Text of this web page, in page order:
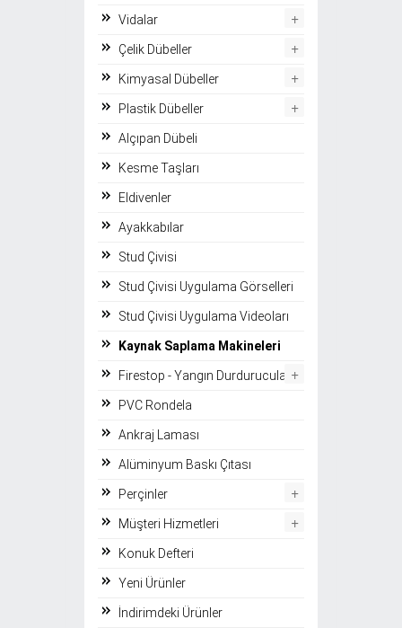
Vidalar +
Çelik Dübeller +
Kimyasal Dübeller +
Plastik Dübeller +
Alçıpan Dübeli
Kesme Taşları
Eldivenler
Ayakkabılar
Stud Çivisi
Stud Çivisi Uygulama Görselleri
Stud Çivisi Uygulama Videoları
Kaynak Saplama Makineleri
Firestop - Yangın Durdurucular +
PVC Rondela
Ankraj Laması
Alüminyum Baskı Çıtası
Perçinler +
Müşteri Hizmetleri +
Konuk Defteri
Yeni Ürünler
İndirimdeki Ürünler